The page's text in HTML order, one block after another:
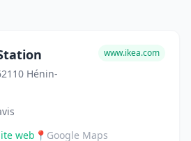
Hénin-
www.ikea.com
web 📍 Google Maps